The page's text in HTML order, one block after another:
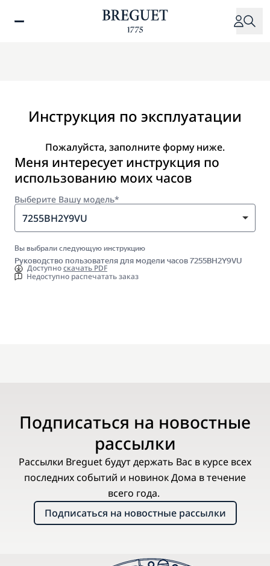
Инструкция по эксплуатации
Пожалуйста, заполните форму ниже.
Меня интересует инструкция по
использованию моих часов
Выберите Вашу модель*
7255BH2Y9VU
Вы выбрали следующую инструкцию
Руководство пользователя для модели часов 7255BH2Y9VU
Доступноскачать PDF
Недоступно распечатать заказ
Подписаться на новостные
рассылки
Рассылки Breguet будут держать Вас в курсе всех
последних событий и новинок Дома в течение
всего года.
Подписаться на новостные рассылки